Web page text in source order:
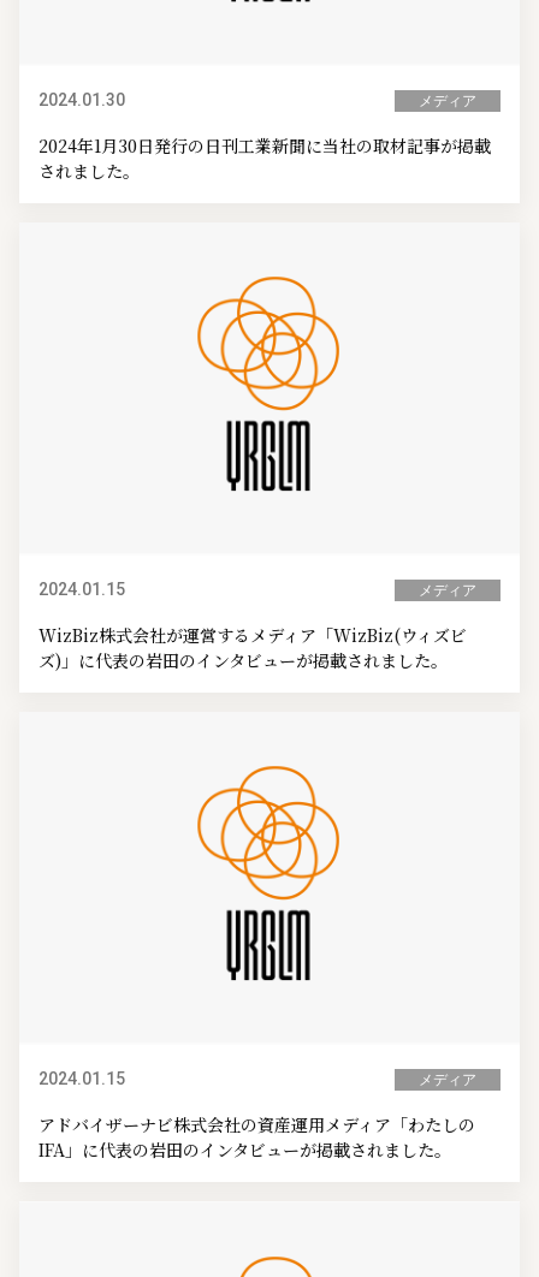
2024.01.30 メディア
2024年1月30日発行の日刊工業新聞に当社の取材記事が掲載
されました。
2024.01.15 メディア
WizBiz株式会社が運営するメディア「WizBiz(ウィズビ
ズ)」に代表の岩田のインタビューが掲載されました。
2024.01.15 メディア
アドバイザーナビ株式会社の資産運用メディア「わたしの
IFA」に代表の岩田のインタビューが掲載されました。